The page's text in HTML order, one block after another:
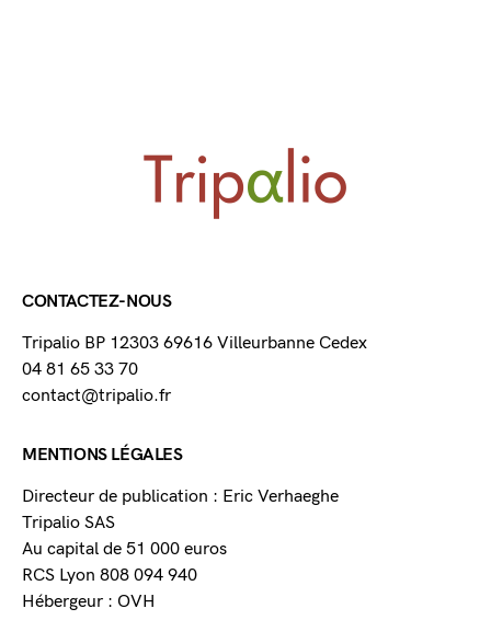
CONTACTEZ-NOUS
Tripalio BP 12303 69616 Villeurbanne Cedex
04 81 65 33 70
contact@tripalio.fr
MENTIONS LÉGALES
Directeur de publication : Eric Verhaeghe
Tripalio SAS
Au capital de 51 000 euros
RCS Lyon 808 094 940
Hébergeur : OVH